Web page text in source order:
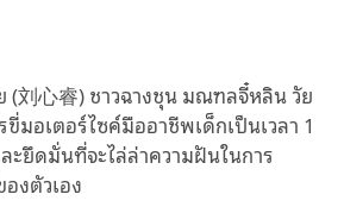
刘心睿) ชาวฉางชุน มณฑลจี๋หลิน วัย
ขี่มอเตอร์ไซค์มืออาชีพเด็กเป็นเวลา 1
ะยึดมั่นที่จะไล่ล่าความฝันในการ
งตัวเอง